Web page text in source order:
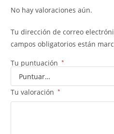
No hay valoraciones aún.
Tu dirección de correo
campos obligatorios están
Tu puntuación *
Tu valoración *